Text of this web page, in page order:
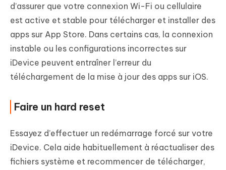
d’assurer que votre connexion Wi-Fi ou cellulaire
est active et stable pour télécharger et installer des
apps sur App Store. Dans certains cas, la connexion
instable ou les configurations incorrectes sur
iDevice peuvent entraîner l’erreur du
téléchargement de la mise à jour des apps sur iOS.
Faire un hard reset
Essayez d’effectuer un redémarrage forcé sur votre
iDevice. Cela aide habituellement à réactualiser des
fichiers système et recommencer de télécharger,